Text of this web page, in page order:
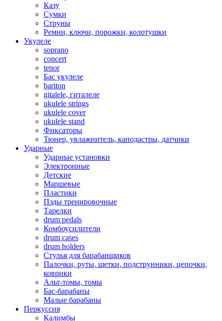
Казу
Сумки
Струны
Ремни, ключи, порожки, колотушки
Укулеле
soprano
concert
tenor
Бас укулеле
bariton
gitalele, гиталеле
ukulele strings
ukulele cover
ukulele stand
Фиксаторы
Тюнер, увлажнитель, каподастры, датчики
Ударные
Ударные установки
Электронные
Детские
Маршевые
Пластики
Пэды тренировочные
Тарелки
drum pedals
Комбоусилители
drum cases
drum holders
Стулья для барабанщиков
Палочки, руты, щетки, подструнники, цепочки,
коврики
Альт-томы, томы
Бас-барабаны
Малые барабаны
Перкуссия
Калимбы